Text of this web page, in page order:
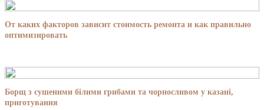
От каких факторов зависит стоимость ремонта и как правильно
оптимизировать
Борщ з сушеними білими грибами та чорносливом у казані,
приготування